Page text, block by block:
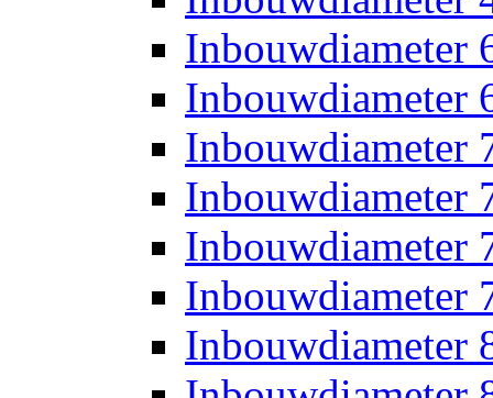
Inbouwdiameter
Inbouwdiameter
Inbouwdiameter
Inbouwdiameter
Inbouwdiameter
Inbouwdiameter
Inbouwdiameter